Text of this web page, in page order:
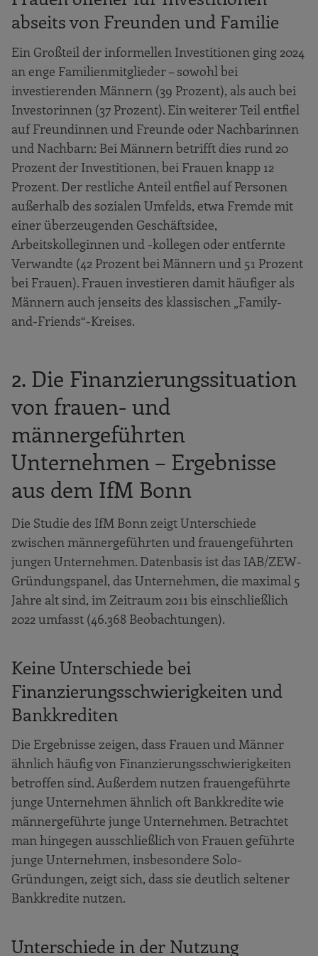
abseits von Freunden und Familie
Ein Großteil der informellen Investitionen ging 2024
an enge Familienmitglieder – sowohl bei
investierenden Männern (39 Prozent), als auch bei
Investorinnen (37 Prozent). Ein weiterer Teil entfiel
auf Freundinnen und Freunde oder Nachbarinnen
und Nachbarn: Bei Männern betrifft dies rund 20
Prozent der Investitionen, bei Frauen knapp 12
Prozent. Der restliche Anteil entfiel auf Personen
außerhalb des sozialen Umfelds, etwa Fremde mit
einer überzeugenden Geschäftsidee,
Arbeitskolleginnen und -kollegen oder entfernte
Verwand­te (42 Prozent bei Männern und 51 Prozent
bei Frauen). Frauen investieren damit häufiger als
Männern auch jenseits des klassischen „Family-
and-Friends“-Kreises.
2. Die Finanzierungssituation
von frauen- und
männergeführten
Unternehmen – Ergebnisse
aus dem IfM Bonn
Die Studie des IfM Bonn zeigt Unterschiede
zwischen männergeführten und frauengeführten
jungen Unternehmen. Datenbasis ist das IAB/ZEW-
Gründungspanel, das Unternehmen, die maximal 5
Jahre alt sind, im Zeitraum 2011 bis einschließlich
2022 umfasst (46.368 Beobachtungen).
Keine Unterschiede bei
Finanzierungsschwierigkeiten und
Bankkrediten
Die Ergebnisse zeigen, dass Frauen und Männer
ähnlich häufig von Finanzierungsschwierigkeiten
betroffen sind. Außerdem nutzen frauengeführte
junge Unternehmen ähnlich oft Bankkredite wie
männergeführte junge Unternehmen. Betrachtet
man hingegen ausschließlich von Frauen geführte
junge Unternehmen, insbesondere Solo-
Gründungen, zeigt sich, dass sie deutlich seltener
Bankkredite nutzen.
Unterschiede in der Nutzung